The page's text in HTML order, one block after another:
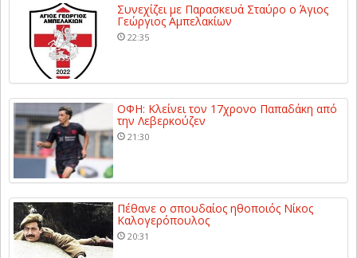
Συνεχίζει με Παρασκευά Σταύρο ο Άγιος
Γεώργιος Αμπελακίων
22:35
ΟΦΗ: Κλείνει τον 17χρονο Παπαδάκη από
την Λεβερκούζεν
21:30
Πέθανε ο σπουδαίος ηθοποιός Νίκος
Καλογερόπουλος
20:31